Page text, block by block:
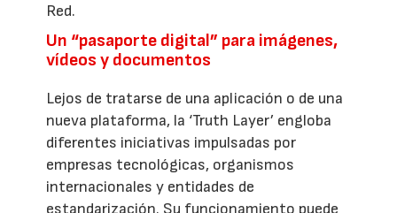
Red.
Un “pasaporte digital” para imágenes,
vídeos y documentos
Lejos de tratarse de una aplicación o de una
nueva plataforma, la ‘Truth Layer’ engloba
diferentes iniciativas impulsadas por
empresas tecnológicas, organismos
internacionales y entidades de
estandarización. Su funcionamiento puede